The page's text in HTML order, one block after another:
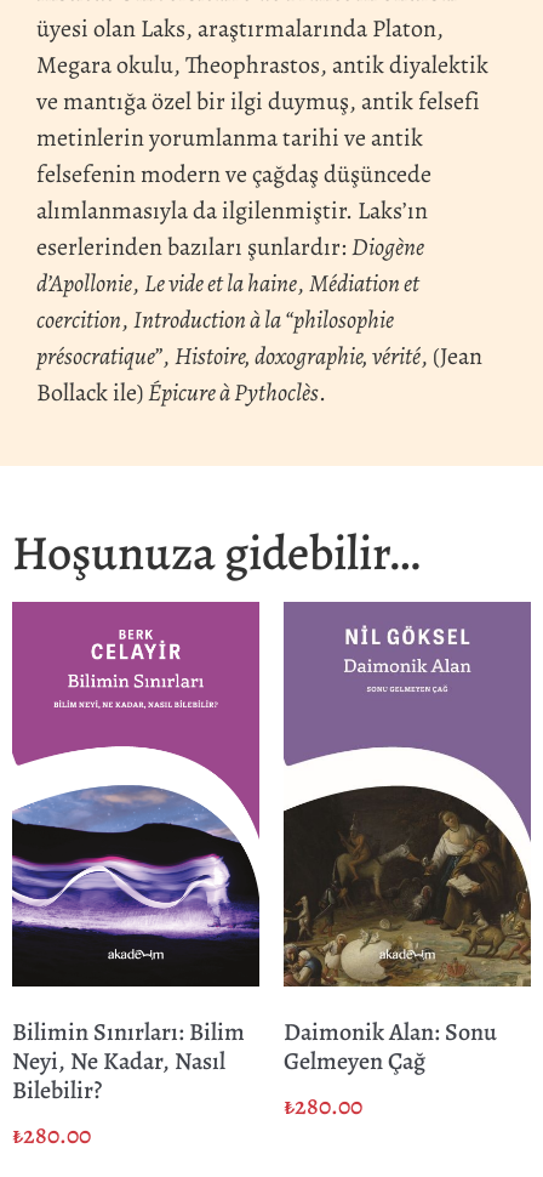
üyesi olan Laks, araştırmalarında Platon,
Megara okulu, Theophrastos, antik diyalektik
ve mantığa özel bir ilgi duymuş, antik felsefi
metinlerin yorumlanma tarihi ve antik
felsefenin modern ve çağdaş düşüncede
alımlanmasıyla da ilgilenmiştir. Laks’ın
eserlerinden bazıları şunlardır:Diogène
d’Apollonie, Le vide et la haine,Médiation et
coercition,Introduction à la “philosophie
présocratique”,Histoire, doxographie, vérité, (Jean
Bollack ile)Épicure à Pythoclès.
Hoşunuza gidebilir…
Bilimin Sınırları: Bilim
Neyi, Ne Kadar, Nasıl
Bilebilir?
₺280.00
Daimonik Alan: Sonu
Gelmeyen Çağ
₺280.00